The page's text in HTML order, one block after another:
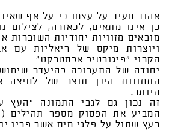
אהוד מעיד על עצמו כי על אף
כן אינו מתאים, לכאורה, לצילום
מובאים מזוויות יחודיות השוברות
ויוצרות מיקס של ריאליות עם
הקרוי "פיגורטיב אבסטרקט".
יחודה של התערוכה בהיעדר
התמונות הינן תוצר של לחיצה
היותר.
זה נכון גם לגבי התמונה "העץ
המביע את הפסוק מספר תהילים
כעץ שתול על פלגי מים אשר פריו